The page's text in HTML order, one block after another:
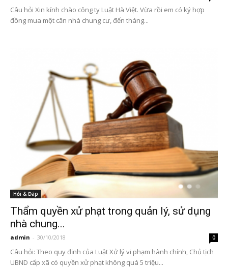
Câu hỏi Xin kính chào công ty Luật Hà Việt. Vừa rồi em có ký hợp
đồng mua một căn nhà chung cư, đến tháng...
Hỏi & Đáp
Thẩm quyền xử phạt trong quản lý, sử dụng
nhà chung...
admin - 30/10/2018 0
Câu hỏi: Theo quy định của Luật Xử lý vi phạm hành chính, Chủ tịch
UBND cấp xã có quyền xử phạt không quá 5 triệu...